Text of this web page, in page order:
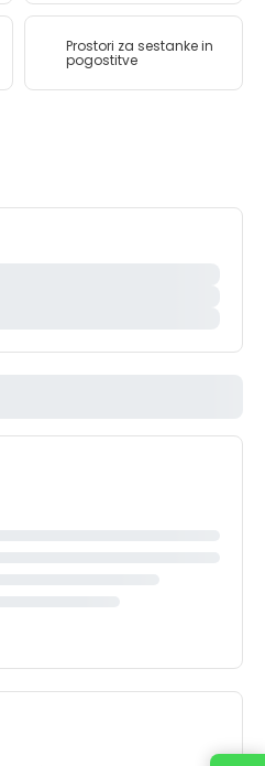
Prostori za sestanke in
pogostitve